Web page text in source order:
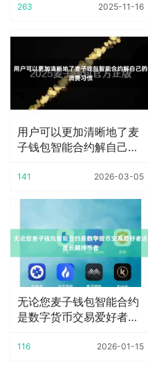
263 2025-11-16
用户可以更加清晰地了麦
子钱包智能合约解自己的
141 2026-03-05
无论您麦子钱包智能合约
是数字货币交易爱好者还
116 2026-01-15